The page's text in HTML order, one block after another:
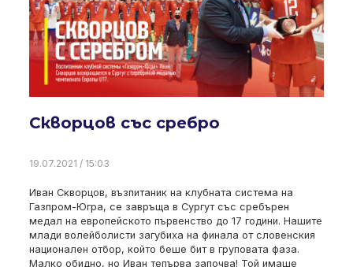
Скворцов със сребро
19.07.2021 / 15:03
Иван Скворцов, възпитаник на клубната система на
Газпром-Югра, се завръща в Сургут със сребърен
медал на европейското първенство до 17 години. Нашите
млади волейболисти загубиха на финала от словенския
национален отбор, който беше бит в груповата фаза.
Малко обидно, но Иван тепърва започва! Той имаше